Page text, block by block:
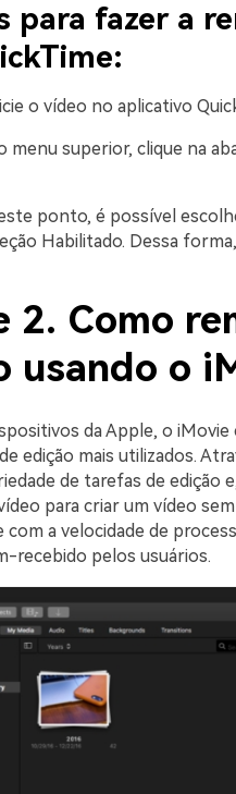
para fazer a
o vídeo no aplicativo
menu superior, clique na
ponto, é possível
Habilitado. Dessa
2. Como
usando o
da Apple, o
edição mais utilizados.
de tarefas de edição
para criar um vídeo
a velocidade de
recebido pelos usuários.